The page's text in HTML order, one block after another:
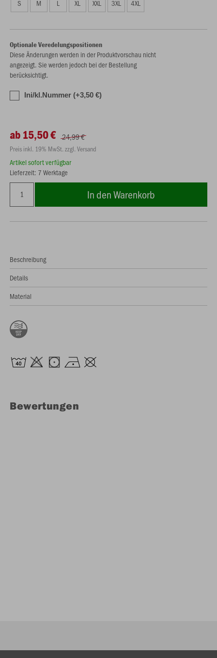
S M L XL XXL 3XL 4XL
Optionale Veredelungspositionen
Diese Änderungen werden in der Produktvorschau nicht
angezeigt. Sie werden jedoch bei der Bestellung
berücksichtigt.
Ini/kl.Nummer (+3,50 €)
ab 15,50 € 24,99 €
Preis inkl. 19% MwSt. zzgl. Versand
Artikel sofort verfügbar
Lieferzeit: 7 Werktage
In den Warenkorb
Beschreibung
Details
Material
Bewertungen